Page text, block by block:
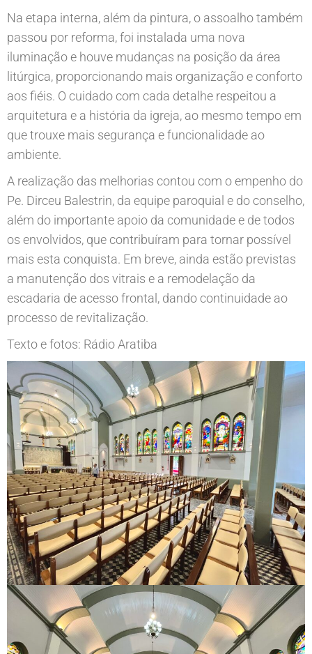
Na etapa interna, além da pintura, o assoalho também
passou por reforma, foi instalada uma nova
iluminação e houve mudanças na posição da área
litúrgica, proporcionando mais organização e conforto
aos fiéis. O cuidado com cada detalhe respeitou a
arquitetura e a história da igreja, ao mesmo tempo em
que trouxe mais segurança e funcionalidade ao
ambiente.
A realização das melhorias contou com o empenho do
Pe. Dirceu Balestrin, da equipe paroquial e do conselho,
além do importante apoio da comunidade e de todos
os envolvidos, que contribuíram para tornar possível
mais esta conquista. Em breve, ainda estão previstas
a manutenção dos vitrais e a remodelação da
escadaria de acesso frontal, dando continuidade ao
processo de revitalização.
Texto e fotos: Rádio Aratiba